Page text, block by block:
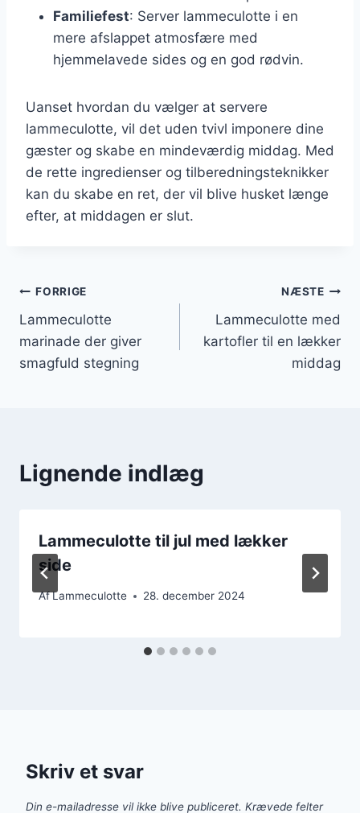
Familiefest: Server lammeculotte i en
mere afslappet atmosfære med
hjemmelavede sides og en god rødvin.
Uanset hvordan du vælger at servere
lammeculotte, vil det uden tvivl imponere dine
gæster og skabe en mindeværdig middag. Med
de rette ingredienser og tilberedningsteknikker
kan du skabe en ret, der vil blive husket længe
efter, at middagen er slut.
Indlægsnavigation
FORRIGE
Lammeculotte
marinade der giver
smagfuld stegning
NÆSTE
Lammeculotte med
kartofler til en lækker
middag
Lignende indlæg
Lammeculotte til jul med lækker
side
AfLammeculotte 28. december 2024
Skriv et svar
Din e-mailadresse vil ikke blive publiceret. Krævede felter